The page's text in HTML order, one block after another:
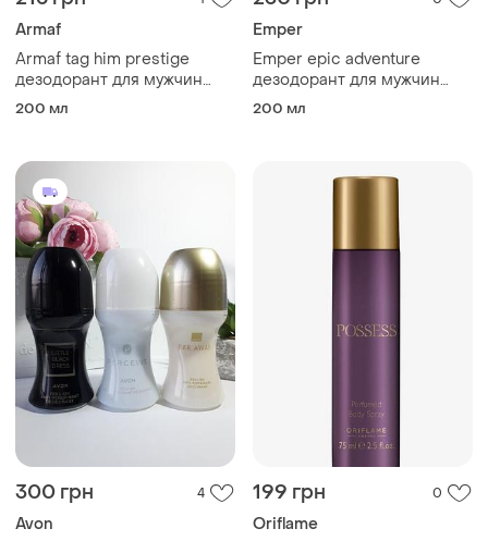
Armaf
Armaf tag him prestige
дезодорант для мужчин
(оригинал)
200 мл
Emper
Emper epic adventure
дезодорант для мужчин
(оригинал)
200 мл
300 грн 4
Avon
199 грн 0
Oriflame